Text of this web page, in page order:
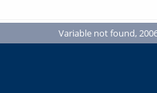
Variable not found,